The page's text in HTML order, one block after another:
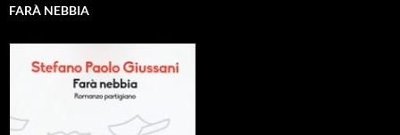
FARÀ NEBBIA